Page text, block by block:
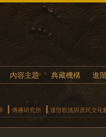
內容主題 典藏機構 進
傳播研究所 達悟歌謠與庶民文化